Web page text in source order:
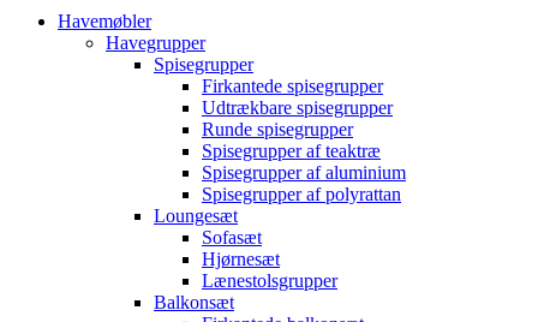
Havemøbler
Havegrupper
Spisegrupper
Firkantede spisegrupper
Udtrækbare spisegrupper
Runde spisegrupper
Spisegrupper af teaktræ
Spisegrupper af aluminium
Spisegrupper af polyrattan
Loungesæt
Sofasæt
Hjørnesæt
Lænestolsgrupper
Balkonsæt